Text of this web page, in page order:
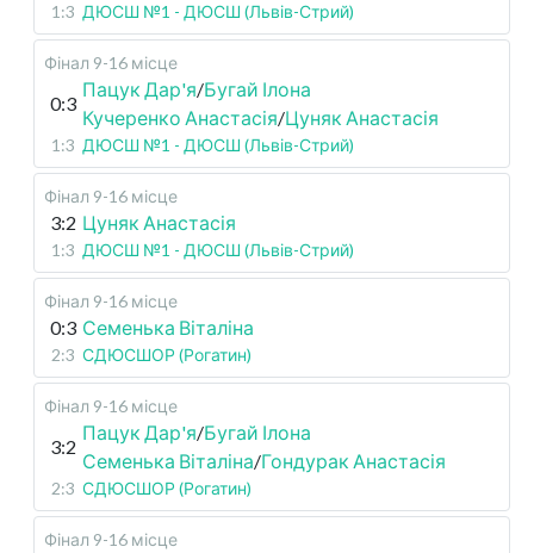
1:3 ДЮСШ №1 - ДЮСШ (Львів-Стрий)
Фінал 9-16 місце
0:3
Пацук Дар'я/Бугай Ілона
Кучеренко Анастасія/Цуняк Анастасія
1:3 ДЮСШ №1 - ДЮСШ (Львів-Стрий)
Фінал 9-16 місце
3:2 Цуняк Анастасія
1:3 ДЮСШ №1 - ДЮСШ (Львів-Стрий)
Фінал 9-16 місце
0:3 Семенька Віталіна
2:3 СДЮСШОР (Рогатин)
Фінал 9-16 місце
3:2
Пацук Дар'я/Бугай Ілона
Семенька Віталіна/Гондурак Анастасія
2:3 СДЮСШОР (Рогатин)
Фінал 9-16 місце